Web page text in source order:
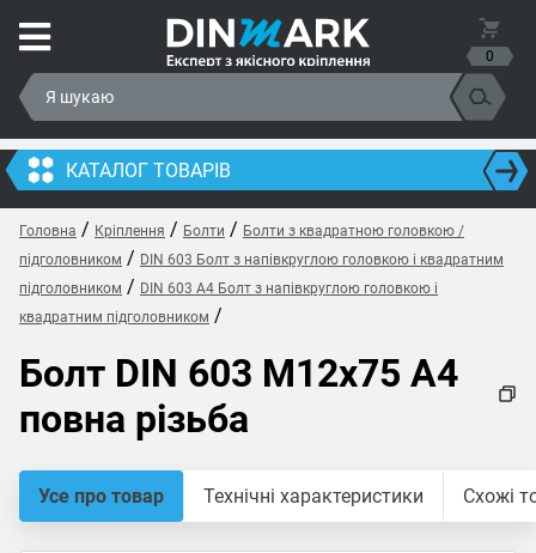
0
КАТАЛОГ ТОВАРІВ
Головна / Кріплення / Болти / Болти з квадратною головкою /
підголовником / DIN 603 Болт з напівкруглою головкою і квадратним
підголовником / DIN 603 A4 Болт з напівкруглою головкою і
квадратним підголовником /
Болт DIN 603 M12x75 A4
повна різьба
Усе про товар Технічні характеристики Схожі